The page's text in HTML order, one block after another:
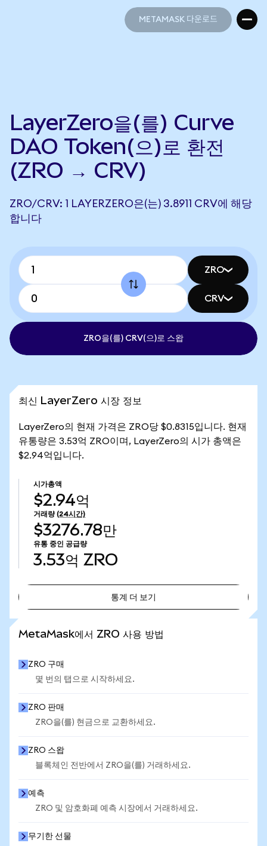
METAMASK 다운로드
LayerZero을(를) Curve
DAO Token(으)로 환전
(ZRO → CRV)
ZRO/CRV: 1 LAYERZERO은(는) 3.8911 CRV에 해당
합니다
ZRO
CRV
ZRO을(를) CRV(으)로 스왑
최신 LayerZero 시장 정보
LayerZero의 현재 가격은 ZRO당 $0.8315입니다. 현재
유통량은 3.53억 ZRO이며, LayerZero의 시가 총액은
$2.94억입니다.
시가총액
$2.94억
거래량 (24시간)
$3276.78만
유통 중인 공급량
3.53억 ZRO
통계 더 보기
MetaMask에서 ZRO 사용 방법
ZRO 구매
몇 번의 탭으로 시작하세요.
ZRO 판매
ZRO을(를) 현금으로 교환하세요.
ZRO 스왑
블록체인 전반에서 ZRO을(를) 거래하세요.
예측
ZRO 및 암호화폐 예측 시장에서 거래하세요.
무기한 선물